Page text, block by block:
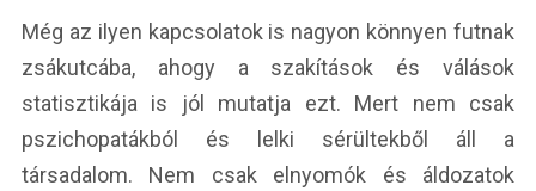
Még az ilyen kapcsolatok is nagyon könnyen futnak
zsákutcába, ahogy a szakítások és válások
statisztikája is jól mutatja ezt. Mert nem csak
pszichopatákból és lelki sérültekből áll a
társadalom. Nem csak elnyomók és áldozatok